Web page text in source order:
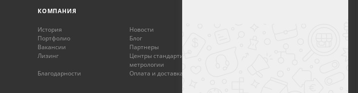
КОМПАНИЯ
История
Новости
Портфолио
Блог
Вакансии
Партнеры
Лизинг
Центры стандартизации и
метрологии
Благодарности
Оплата и доставка